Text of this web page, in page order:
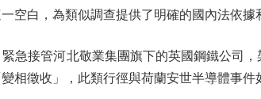
空白，為類似調查提供了明確的國內法依據
接管河北敬業集團旗下的英國鋼鐵公司，
相徵收」，此類行徑與荷蘭安世半導體事件